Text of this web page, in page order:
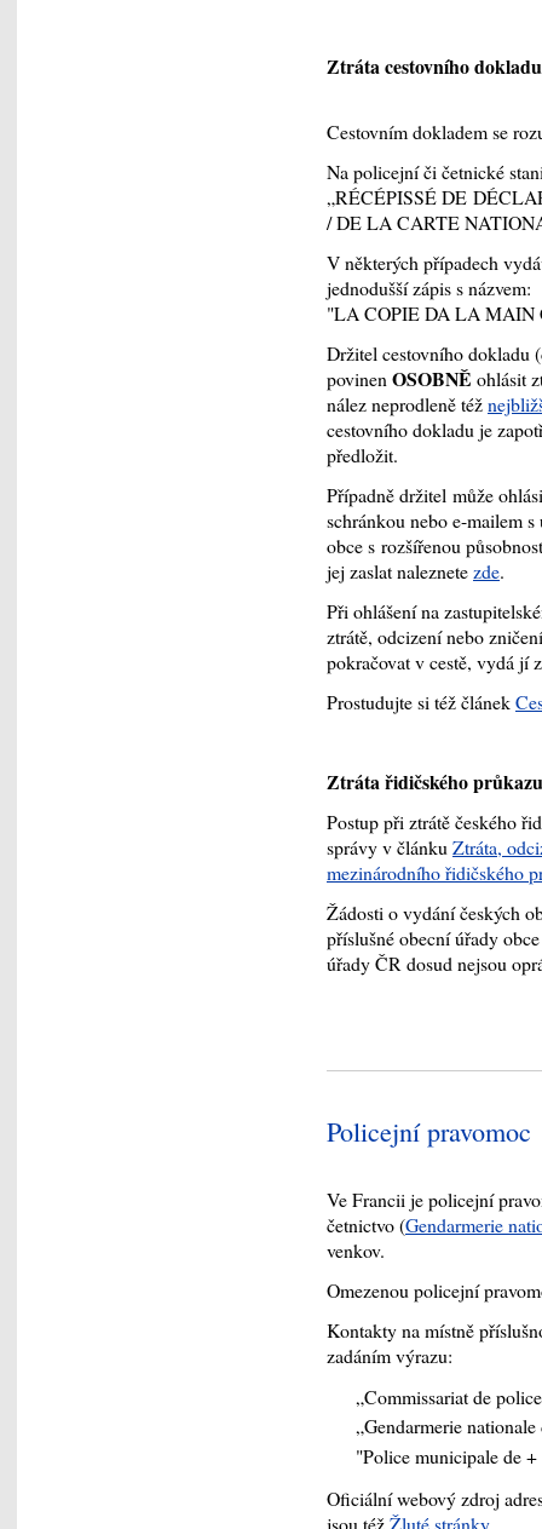
Ztráta cestovního dokladu
Cestovním dokladem se
Na policejní či četnické
„RÉCÉPISSÉ DE
/ DE LA CARTE
V některých případech
jednodušší zápis s názvem:
"LA COPIE DA LA MAIN
Držitel cestovního dokladu
povinen OSOBNĚ ohlásit
nález neprodleně též
cestovního dokladu je
předložit.
Případně držitel může
schránkou nebo e-mailem
obce s rozšířenou
jej zaslat naleznetezde.
Při ohlášení na
ztrátě, odcizení nebo
pokračovat v cestě, vydá jí
Prostudujte si též článek
Ztráta řidičského průkazu
Postup při ztrátě českého
správy v článku Ztráta,
mezinárodního řidičského
Žádosti o vydání českých
příslušné obecní úřady
úřady ČR dosud nejsou
Policejní pravomoc
Ve Francii je policejní
četnictvo (Gendarmerie
venkov.
Omezenou policejní
Kontakty na místně
zadáním výrazu:
„Commissariat de
„Gendarmerie
"Police municipale de +
Oficiální webový zdroj
jsou téžŽluté stránky.